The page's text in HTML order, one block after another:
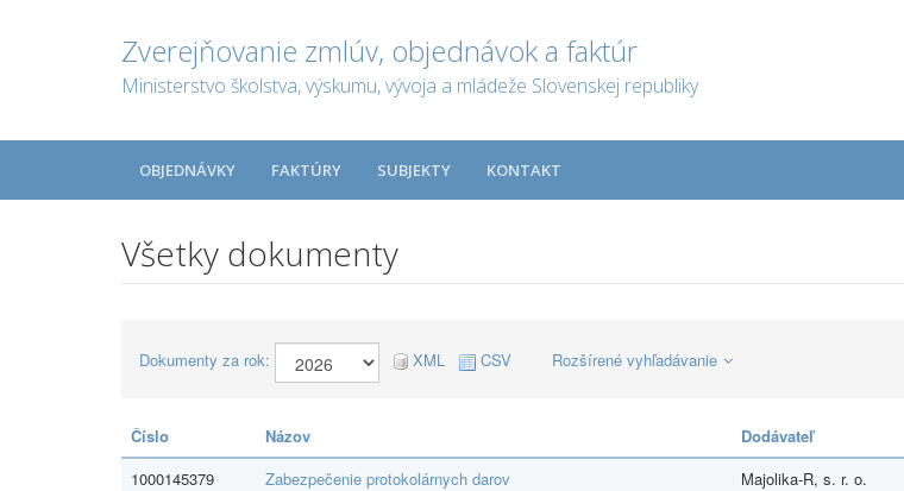
Zverejňovanie zmlúv, objednávok a faktúr
Ministerstvo školstva, výskumu, vývoja a mládeže Slovenskej republiky
OBJEDNÁVKY FAKTÚRY SUBJEKTY KONTAKT
Všetky dokumenty
Dokumenty za rok: XML CSV Rozšírené vyhľadávanie
Číslo Názov Dodávateľ
1000145379
Zabezpečenie protokolárnych darov Majolika-R, s. r. o.